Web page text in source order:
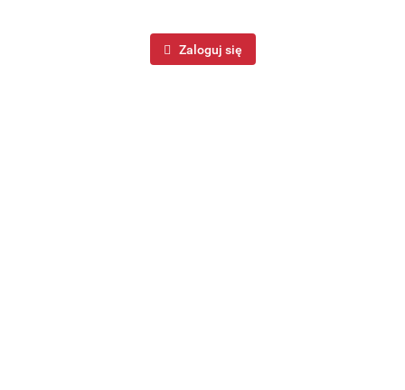
Zaloguj się